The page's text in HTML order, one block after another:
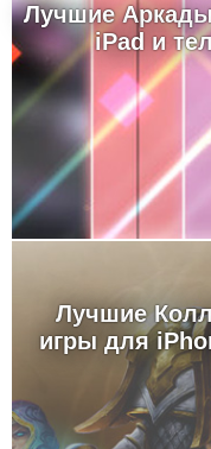
Лучшие
iPad и
Лучшие
игры для